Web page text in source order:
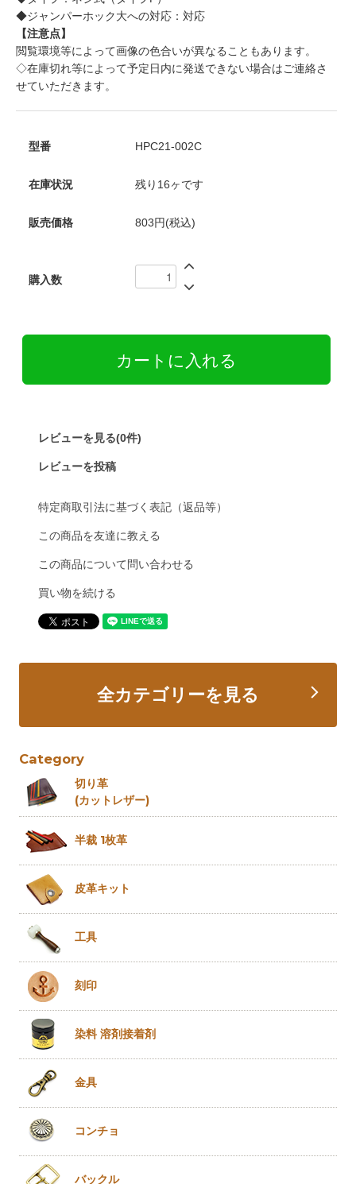
◆ジャンパーホック大への対応：対応
【注意点】
閲覧環境等によって画像の色合いが異なることもあります。
◇在庫切れ等によって予定日内に発送できない場合はご連絡さ
せていただきます。
型番 HPC21-002C
在庫状況 残り16ヶです
販売価格 803円(税込)
購入数
レビューを見る(0件)
レビューを投稿
特定商取引法に基づく表記（返品等）
この商品を友達に教える
この商品について問い合わせる
買い物を続ける
全カテゴリーを見る
Category
切り革
(カットレザー)
半裁 1枚革
皮革キット
工具
刻印
染料 溶剤接着剤
金具
コンチョ
バックル